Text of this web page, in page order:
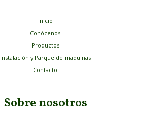
Inicio
Conócenos
Productos
Instalación y Parque de maquinas
Contacto
Sobre nosotros